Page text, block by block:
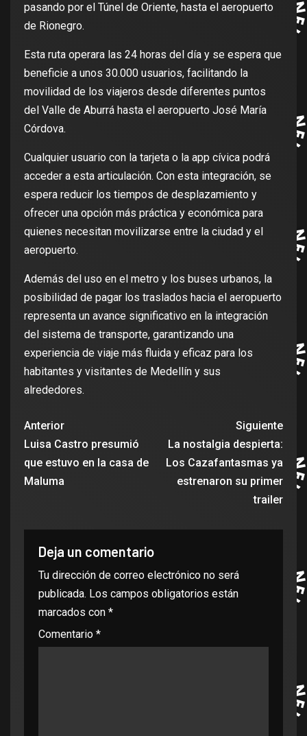
pasando por el Túnel de Oriente, hasta el aeropuerto
de Rionegro.
Esta ruta operara las 24 horas del día y se espera que
beneficie a unos 30.000 usuarios, facilitando la
movilidad de los viajeros desde diferentes puntos
del Valle de Aburrá hasta el aeropuerto José María
Córdova.
Cualquier usuario con la tarjeta o la app cívica podrá
acceder a esta articulación. Con esta integración, se
espera reducir los tiempos de desplazamiento y
ofrecer una opción más práctica y económica para
quienes necesitan movilizarse entre la ciudad y el
aeropuerto.
Además del uso en el metro y los buses urbanos, la
posibilidad de pagar los traslados hacia el aeropuerto
representa un avance significativo en la integración
del sistema de transporte, garantizando una
experiencia de viaje más fluida y eficaz para los
habitantes y visitantes de Medellín y sus
alrededores.
Anterior
Luisa Castro presumió
que estuvo en la casa de
Maluma
Siguiente
La nostalgia despierta:
Los Cazafantasmas ya
estrenaron su primer
trailer
Deja un comentario
Tu dirección de correo electrónico no será
publicada. Los campos obligatorios están
marcados con *
Comentario *